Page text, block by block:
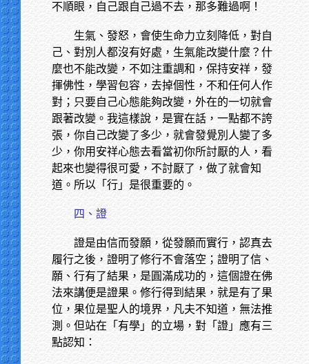
不順眼，自己跟自己過不去，那多難過啊！
生氣、發怒，會使生命力立刻降低，對自
己、對別人都沒有好處，生氣能改變什麼？什
麼也不能改變，不如注重調和，保持安祥，發
揮佛性，學習包容，去掉個性，不和任何人作
對；只要自己心態能夠改變，外在的一切就會
跟著改變。我這樣說，是實在話，一點都不誇
張，你自己改變了多少，就會發覺別人變了多
少，你用安祥心態去看當初你所討厭的人，看
起來也變得很可愛，不討厭了，做了就會知
道。所以「行」是很重要的。
四、證
證是由信而發願，從發願而實行，認真去
履行之後，證明了修行不會落空；證明了信、
願、行有了結果，是圓滿成功的，這個證在佛
法來講便是證果。修行得到結果，就是有了果
位，果位是聖人的境界，凡夫不知道，無法推
測。但站在「有學」的立場，對「證」應有三
點認知：